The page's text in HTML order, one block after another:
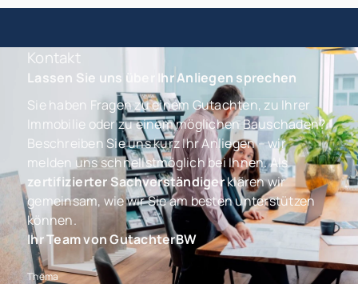
Kontakt
Lassen Sie uns über Ihr Anliegen sprechen
Sie haben Fragen zu einem Gutachten, zu Ihrer
Immobilie oder zu einem möglichen Bauschaden?
Beschreiben Sie uns kurz Ihr Anliegen – wir
melden uns schnellstmöglich bei Ihnen. Als
zertifizierter Sachverständigerklären wir
gemeinsam, wie wir Sie am besten unterstützen
können.
Ihr Team von GutachterBW
Thema